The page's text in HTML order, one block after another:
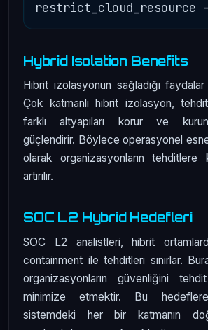
Hybrid Isolation Benefits
Hibrit izolasyonun sağladığı
Çok katmanlı hibrit izolasyon, tehdit
farklı altyapıları korur ve
güçlendirir. Böylece operasyonel
olarak organizasyonların tehditlere
artırılır.
SOC L2 Hybrid Hedefleri
SOC L2 analistleri, hibrit
containment ile tehditleri sınırlar.
organizasyonların güvenliğini
minimize etmektir. Bu
sistemdeki her bir katmanın